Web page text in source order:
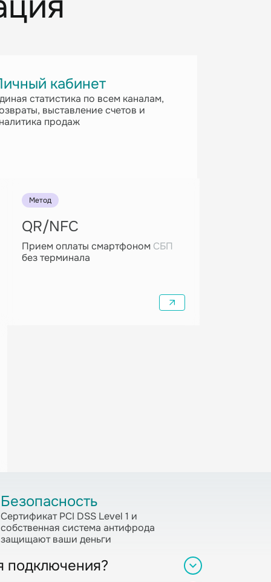
кабинет
статистика по всем каналам,
выставление счетов и
продаж
Метод
QR/NFC
Прием оплаты смартфоном СБП
без терминала
Безопасность
Сертификат PCI DSS Level 1 и
собственная система антифрода
защищают ваши деньги
подключения?